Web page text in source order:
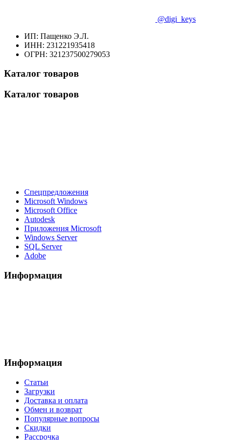
@digi_keys
ИП: Пащенко Э.Л.
ИНН: 231221935418
ОГРН: 321237500279053
Каталог товаров
Каталог товаров
Спецпредложения
Microsoft Windows
Microsoft Office
Autodesk
Приложения Microsoft
Windows Server
SQL Server
Adobe
Информация
Информация
Статьи
Загрузки
Доставка и оплата
Обмен и возврат
Популярные вопросы
Скидки
Рассрочка